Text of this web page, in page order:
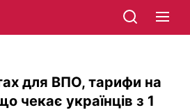
для ВПО, тарифи на
чекає українців з 1